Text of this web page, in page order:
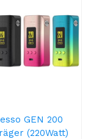
GEN 200
(220Watt)